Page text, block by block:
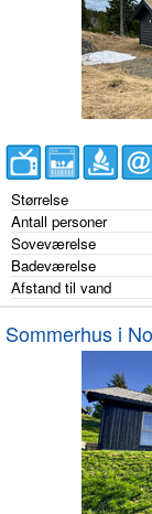
Størrelse
Antall personer
Soveværelse
Badeværelse
Afstand til vand
Sommerhus i